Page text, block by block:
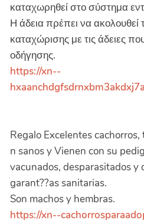
καταχωρηθεί στο σύστημα
Η άδεια πρέπει να ακολουθεί
καταχώρισης με τις άδειες
οδήγησης.
https://xn--
Regalo Excelentes
n sanos y Vienen con su
vacunados, desparasitados y
garant??as sanitarias.
Son machos y hembras.
https://xn--